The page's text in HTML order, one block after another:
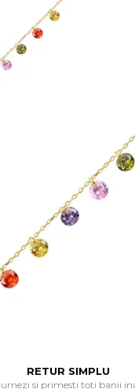
RETUR SIMPLU
si primesti toti banii